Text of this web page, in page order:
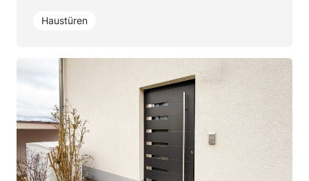
Haustüren